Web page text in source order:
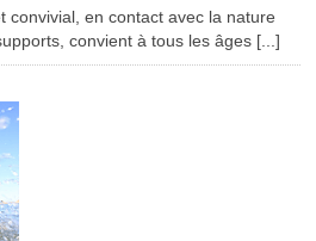
convivial, en contact avec la nature
convient à tous les âges [...]